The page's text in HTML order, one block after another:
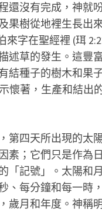
還沒有完成，神就
果樹從地裡生長出
來字在聖經裡 (珥
述草的發生。這豐
結種子的樹木和果
懷著，生產和結出
第四天所出現的太
素；它們只是作為
「記號」。太陽和
、每分鐘和每一時
歲月和年度。神稱